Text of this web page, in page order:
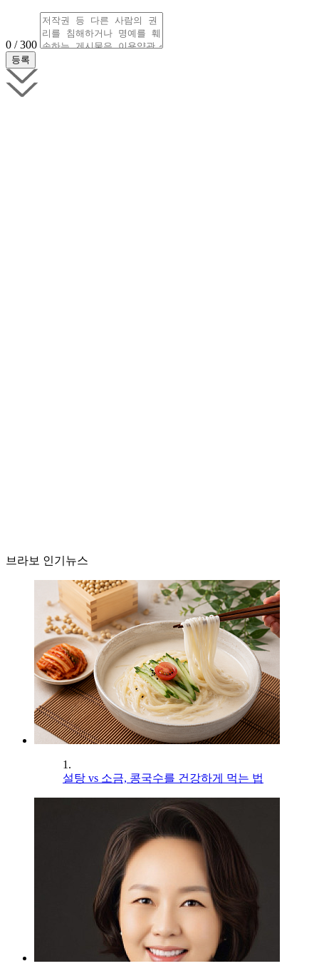
0 / 300
브라보 인기뉴스
1.
설탕 vs 소금, 콩국수를 건강하게 먹는 법